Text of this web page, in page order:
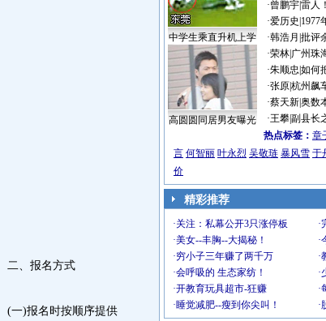
、报名方式
)报名时按顺序提供
中学生乘直升机上学
高圆圆同居男友曝光
·曾鹏宇|雷人
·爱历史 1977
·韩浩月 批评
·荣林| 广州珠
·朱顺忠 如何
·张原|杭州飙
·蔡天新|奥数
·王攀|副县长
热点标签： 章
言 何智丽 叶永烈 吴敬琏 暴风雪 于
价
精彩推荐
·关注：私幕公开3只涨停板 ·
·美女--丰胸--大揭秘！ ·
·穷小子三年赚了两千万 ·
·会呼吸的 生态家纺！ ·
·开教育玩具超市-狂赚 ·
·睡觉减肥--瘦到你尖叫！ ·